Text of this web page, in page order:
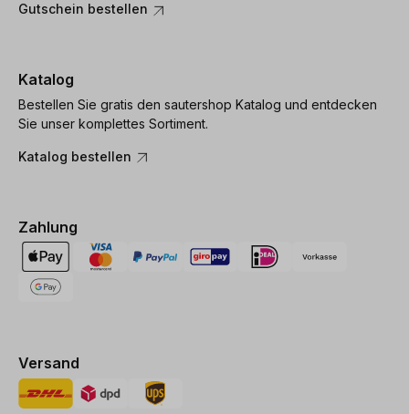
Gutschein bestellen
Katalog
Bestellen Sie gratis den sautershop Katalog und entdecken
Sie unser komplettes Sortiment.
Katalog bestellen
Zahlung
Versand